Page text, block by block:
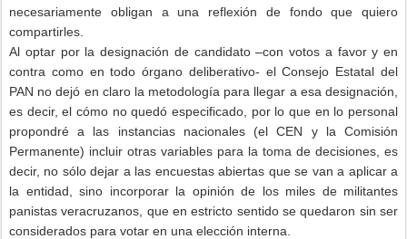
necesariamente obligan a una reflexión de fondo que quiero
compartirles.
Al optar por la designación de candidato –con votos a favor y en
contra como en todo órgano deliberativo- el Consejo Estatal del
PAN no dejó en claro la metodología para llegar a esa designación,
es decir, el cómo no quedó especificado, por lo que en lo personal
propondré a las instancias nacionales (el CEN y la Comisión
Permanente) incluir otras variables para la toma de decisiones, es
decir, no sólo dejar a las encuestas abiertas que se van a aplicar a
la entidad, sino incorporar la opinión de los miles de militantes
panistas veracruzanos, que en estricto sentido se quedaron sin ser
considerados para votar en una elección interna.